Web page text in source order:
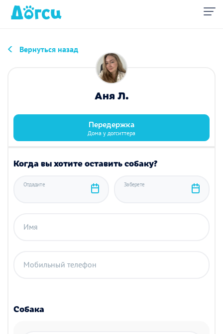
Вернуться назад
Аня Л.
Передержка
Дома у догситтера
Когда вы хотите оставить собаку?
Отдадите Заберете
Имя
Мобильный телефон
Собака